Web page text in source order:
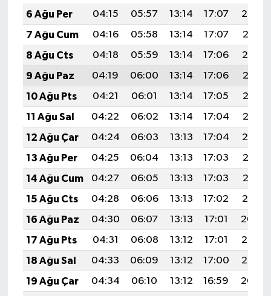
6 Ağu Per
04:15 05:57 13:14 17:07
20:22
7 Ağu Cum
04:16 05:58 13:14 17:07
20:21
8 Ağu Cts
04:18 05:59 13:14 17:06
20:19
9 Ağu Paz
04:19 06:00 13:14 17:06
20:18
10 Ağu Pts
04:21 06:01 13:14 17:05
20:17
11 Ağu Sal
04:22 06:02 13:14 17:04
20:16
12 Ağu Çar
04:24 06:03 13:13 17:04
20:14
13 Ağu Per
04:25 06:04 13:13 17:03
20:13
14 Ağu Cum
04:27 06:05 13:13 17:03
20:12
15 Ağu Cts
04:28 06:06 13:13 17:02
20:10
16 Ağu Paz
04:30 06:07 13:13 17:01
20:09
17 Ağu Pts
04:31 06:08 13:12 17:01
20:07
18 Ağu Sal
04:33 06:09 13:12 17:00
20:06
19 Ağu Çar
04:34 06:10 13:12 16:59
20:04